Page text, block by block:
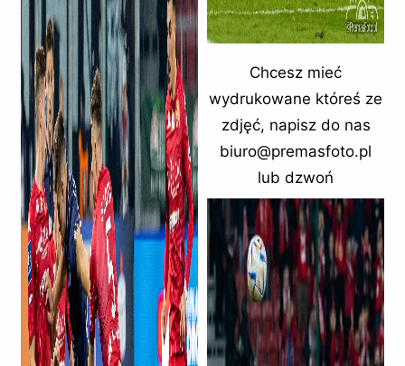
Chcesz mieć
wydrukowane któreś ze
zdjęć, napisz do nas
biuro@premasfoto.pl
lub dzwoń